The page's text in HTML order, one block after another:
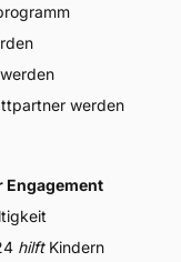
werden
Engagement
hilftKindern